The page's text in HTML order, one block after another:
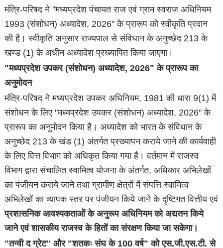
मंत्रि-परिषद ने "मध्यप्रदेश पंचायत राज एवं ग्राम स्वराज अधिनियम
1993 (संशोधन) अध्यादेश, 2026" के प्रारूप को स्वीकृति प्रदान
की है। स्वीकृति अनुसार राज्यपाल से संविधान के अनुच्छेद 213 के
खण्ड (1) के अधीन अध्यादेश प्रख्यापित किया जाएगा।
"मध्यप्रदेश उपकर (संशोधन) अध्यादेश, 2026" के प्रारूप का
अनुमोदन
मंत्रि-परिषद ने मध्यप्रदेश उपकर अधिनियम, 1981 की धारा 9(1) में
संशोधन के लिए "मध्यप्रदेश उपकर (संशोधन) अध्यादेश, 2026" के
प्रारूप का अनुमोदन किया है। अध्यादेश को भारत के संविधान के
अनुच्छेद 213 के खंड (1) अंतर्गत प्रख्यापन कराये जाने की कार्यवाही
के लिए वित्त विभाग को अधिकृत किया गया है। वर्तमान में राजस्व
विभाग द्वारा संचालित स्वामित्व योजना के अंतर्गत, अधिकार अभिलेखों
का पंजीयन कराये जाने तथा ग्रामीण क्षेत्रों में संपत्ति स्वामित्व
अभिलेखों का व्यापक स्तर पर पंजीयन किये जाने के दृष्टिगत वित्तीय एवं
प्रशासनिक आवश्यकताओं के अनुरूप अधिनियम को अद्यतन किये
जाने एवं शासकीय राजस्व के हितों का संरक्षण किया जा सकेगा।
"तन्वी द ग्रेट" और "शतकः संघ के 100 वर्ष" को एस.जी.एस.टी. से